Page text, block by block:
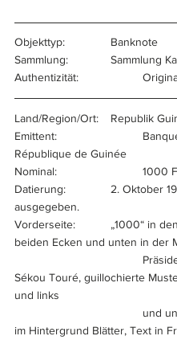
Objekttyp:		Banknote
Sammlung:
Authentizität:
Land/Region/Ort:	Republik
Emittent:			Banque de la
République de Guinée
Nominal:
Datierung:		2. Oktober 1958, 1960
ausgegeben.
Vorderseite:		„1000“ in den oberen
beiden Ecken und unten in der
Sékou Touré, guillochierte
und links
im Hintergrund Blätter, Text in